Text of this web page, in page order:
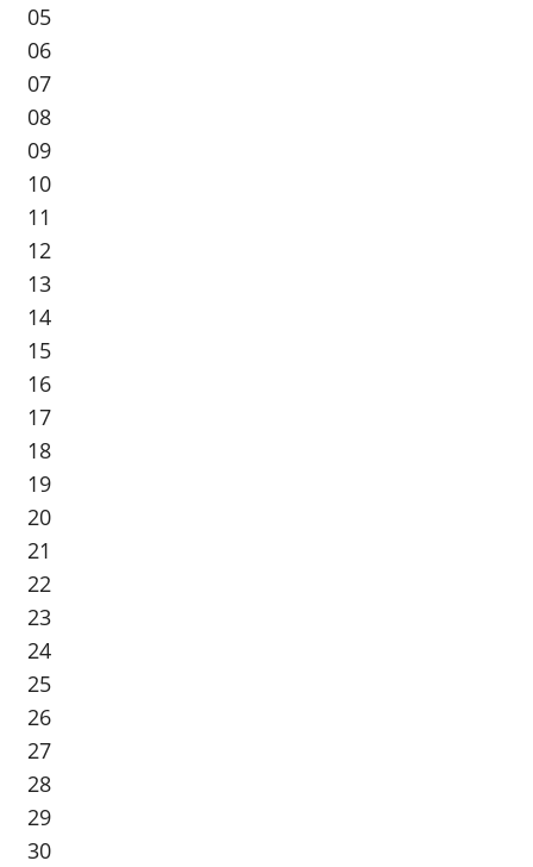
05
06
07
08
09
10
11
12
13
14
15
16
17
18
19
20
21
22
23
24
25
26
27
28
29
30